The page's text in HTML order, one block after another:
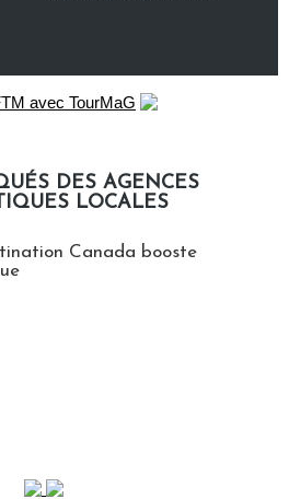
DES AGENCES
LOCALES
Canada booste